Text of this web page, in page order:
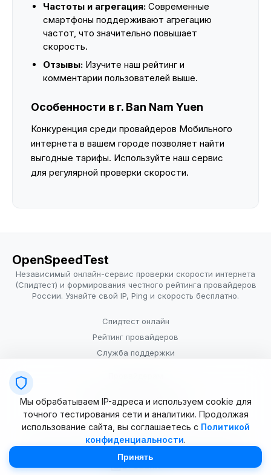
Частоты и агрегация: Современные
смартфоны поддерживают агрегацию
частот, что значительно повышает
скорость.
Отзывы: Изучите наш рейтинг и
комментарии пользователей выше.
Особенности в г. Ban Nam Yuen
Конкуренция среди провайдеров Мобильного
интернета в вашем городе позволяет найти
выгодные тарифы. Используйте наш сервис
для регулярной проверки скорости.
OpenSpeedTest
Независимый онлайн-сервис проверки скорости интернета
(Спидтест) и формирования честного рейтинга провайдеров
России. Узнайте свой IP, Ping и скорость бесплатно.
Спидтест онлайн
Рейтинг провайдеров
Служба поддержки
Условия использования
© 2025–2026 OpenSpeedTest (ИП Долматова В.В.). Все права
Мы обрабатываем IP-адреса и используем cookie для
точного тестирования сети и аналитики. Продолжая
использование сайта, вы соглашаетесь с Политикой
конфиденциальности.
Принять